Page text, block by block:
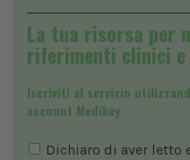
La tua risorsa per
riferimenti clinici e
Iscriviti al servizio
account Medikey
Dichiaro di aver letto